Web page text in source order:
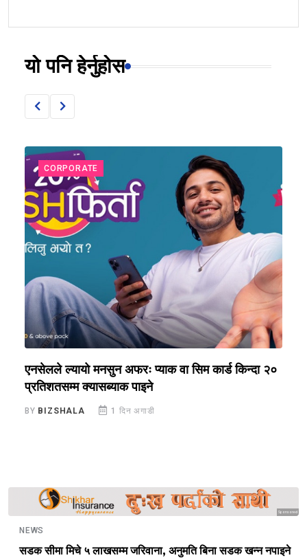
यो पनि हेर्नुहोस
CORPORATE
एनसेलले ल्यायो मनसुन अफरः प्याक वा सिम कार्ड किन्दा २०
प्रतिशतसम्म क्यासब्याक पाइने
BY BIZSHALA 1 दिन अगाडी
Sponsored
NEWS
सडक सीमा मिचे ५ लाखसम्म जरिवाना, अनुमति बिना सडक खन्न नपाइने